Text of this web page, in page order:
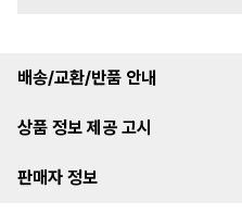
배송/교환/반품 안내
상품 정보 제공 고시
판매자 정보